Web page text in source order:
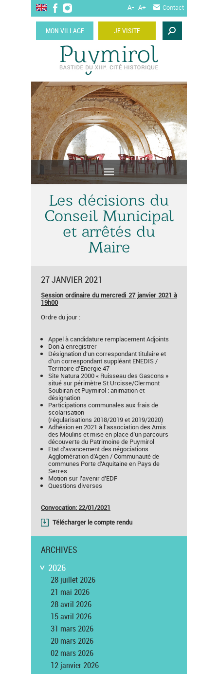
A- A+ Contact
MON VILLAGE JE VISITE
Les décisions du
Conseil Municipal
et arrêtés du
Maire
27 JANVIER 2021
Session ordinaire du mercredi 27 janvier 2021 à
19h00
Ordre du jour :
Appel à candidature remplacement Adjoints
Don à enregistrer
Désignation d’un correspondant titulaire et
d’un correspondant suppléant ENEDIS /
Territoire d’Energie 47
Site Natura 2000 « Ruisseau des Gascons »
situé sur périmètre St Urcisse/Clermont
Soubiran et Puymirol : animation et
désignation
Participations communales aux frais de
scolarisation
(régularisations 2018/2019 et 2019/2020)
Adhésion en 2021 à l’association des Amis
des Moulins et mise en place d’un parcours
découverte du Patrimoine de Puymirol
Etat d’avancement des négociations
Agglomération d’Agen / Communauté de
communes Porte d’Aquitaine en Pays de
Serres
Motion sur l’avenir d’EDF
Questions diverses
Convocation: 22/01/2021
Télécharger le compte rendu
ARCHIVES
>2026
28 juillet 2026
21 mai 2026
28 avril 2026
15 avril 2026
31 mars 2026
20 mars 2026
02 mars 2026
12 janvier 2026